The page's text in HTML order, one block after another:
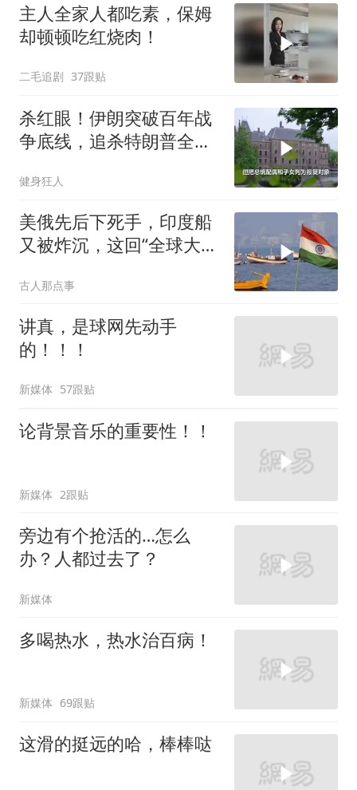
主人全家人都吃素，保姆
却顿顿吃红烧肉！
二毛追剧 37跟贴
杀红眼！伊朗突破百年战
争底线，追杀特朗普全
健身狂人
美俄先后下死手，印度船
又被炸沉，这回“全球大
古人那点事
讲真，是球网先动手
的！！！
新媒体 57跟贴
论背景音乐的重要性！！
新媒体 2跟贴
旁边有个抢活的…怎么
办？人都过去了？
新媒体
多喝热水，热水治百病！
新媒体 69跟贴
这滑的挺远的哈，棒棒哒